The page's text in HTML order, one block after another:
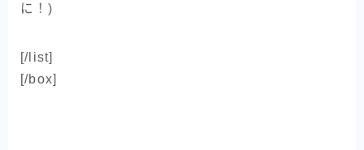
に！)
[/list]
[/box]